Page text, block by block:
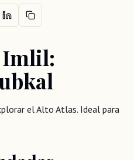
Imlil:
el Alto Atlas. Ideal para